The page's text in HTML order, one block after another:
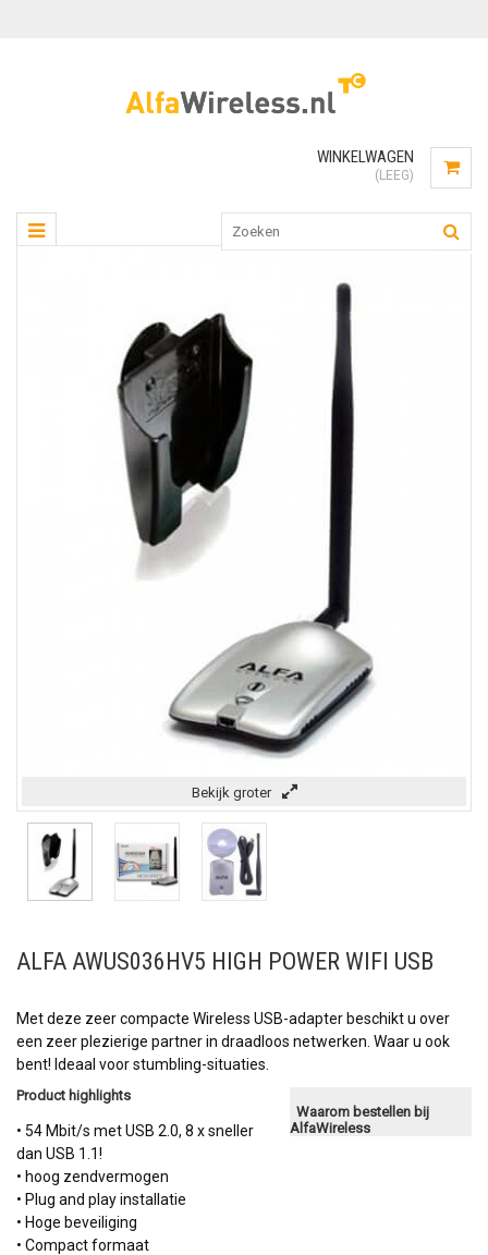
WINKELWAGEN
(LEEG)
Bekijk groter
ALFA AWUS036HV5 HIGH POWER WIFI USB
Met deze zeer compacte Wireless USB-adapter beschikt u over
een zeer plezierige partner in draadloos netwerken. Waar u ook
bent! Ideaal voor stumbling-situaties.
Product highlights
• 54 Mbit/s met USB 2.0, 8 x sneller
dan USB 1.1!
• hoog zendvermogen
• Plug and play installatie
• Hoge beveiliging
• Compact formaat
Waarom bestellen bij
AlfaWireless